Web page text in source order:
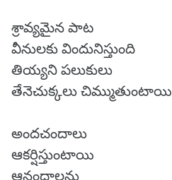
శ్రావ్యమైన పాట
వీనులకు విందునిస్తుంది
తియ్యని పలుకులు
తేనెచుక్కలు చిమ్ముతుంటాయి
అందచందాలు
ఆకర్షిస్తుంటాయి
ఆనందాలను